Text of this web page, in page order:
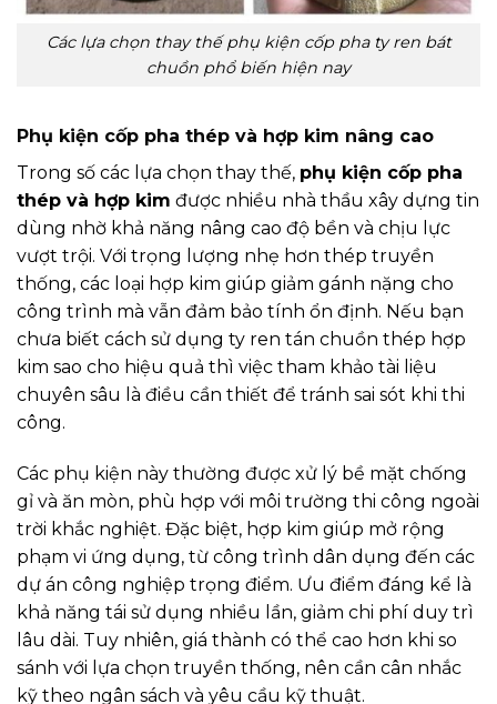
Các lựa chọn thay thế phụ kiện cốp pha ty ren bát
chuồn phổ biến hiện nay
Phụ kiện cốp pha thép và hợp kim nâng cao
Trong số các lựa chọn thay thế, phụ kiện cốp pha
thép và hợp kim được nhiều nhà thầu xây dựng tin
dùng nhờ khả năng nâng cao độ bền và chịu lực
vượt trội. Với trọng lượng nhẹ hơn thép truyền
thống, các loại hợp kim giúp giảm gánh nặng cho
công trình mà vẫn đảm bảo tính ổn định. Nếu bạn
chưa biết cách sử dụng ty ren tán chuồn thép hợp
kim sao cho hiệu quả thì việc tham khảo tài liệu
chuyên sâu là điều cần thiết để tránh sai sót khi thi
công.
Các phụ kiện này thường được xử lý bề mặt chống
gỉ và ăn mòn, phù hợp với môi trường thi công ngoài
trời khắc nghiệt. Đặc biệt, hợp kim giúp mở rộng
phạm vi ứng dụng, từ công trình dân dụng đến các
dự án công nghiệp trọng điểm. Ưu điểm đáng kể là
khả năng tái sử dụng nhiều lần, giảm chi phí duy trì
lâu dài. Tuy nhiên, giá thành có thể cao hơn khi so
sánh với lựa chọn truyền thống, nên cần cân nhắc
kỹ theo ngân sách và yêu cầu kỹ thuật.